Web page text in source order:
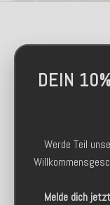
DEIN
Werde Teil
Melde dich